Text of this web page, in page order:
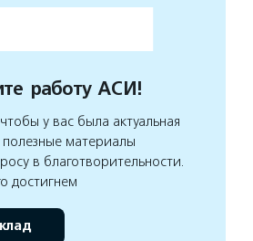
работу АСИ!
у вас была актуальная
материалы
в благотворительности.
достигнем